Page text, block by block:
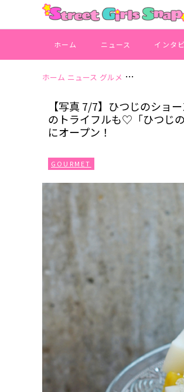
ホーム ニュース インタ
ホーム ニュース グルメ 【写真 7/7】ひ
【写真 7/7】ひつじのショ
のトライフルも♡「ひつじ
にオープン！
GOURMET